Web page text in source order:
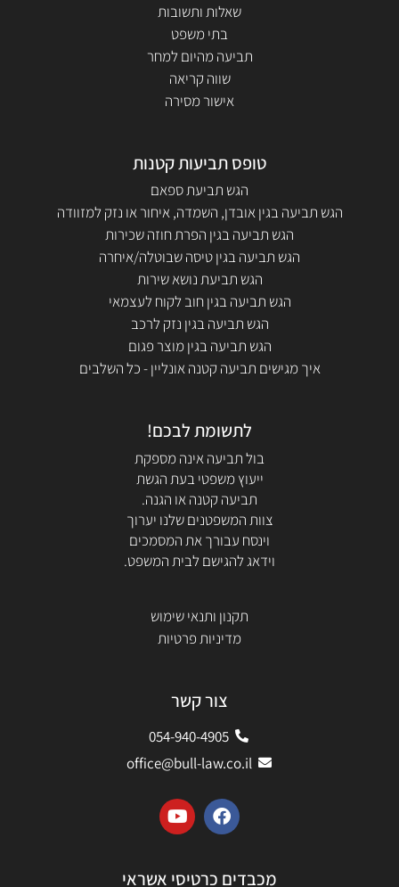
שאלות ותשובות
בתי משפט
תביעה מהיום למחר
שווה קריאה
אישור מסירה
טופס תביעות קטנות
הגש תביעת ספאם
הגש תביעה בגין אובדן, השמדה, איחור או נזק למזוודה
הגש תביעה בגין הפרת חוזה שכירות
הגש תביעה בגין טיסה שבוטלה/איחרה
הגש תביעת נושא שירות
הגש תביעה בגין חוב לקוח לעצמאי
הגש תביעה בגין נזק לרכב
הגש תביעה בגין מוצר פגום
איך מגישים תביעה קטנה אונליין - כל השלבים
לתשומת לבכם!
בול תביעה אינה מספקת
ייעוץ משפטי בעת הגשת
תביעה קטנה או הגנה.
צוות המשפטנים שלנו יערוך
וינסח עבורך את המסמכים
וידאג להגישם לבית המשפט.
תקנון ותנאי שימוש
מדיניות פרטיות
צור קשר
054-940-4905
office@bull-law.co.il
מכבדים כרטיסי אשראי